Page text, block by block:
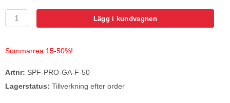
Lägg i kundvagnen
Sommarrea 15-50%!
Artnr: SPF-PRO-GA-F-50
Lagerstatus: Tillverkning efter order